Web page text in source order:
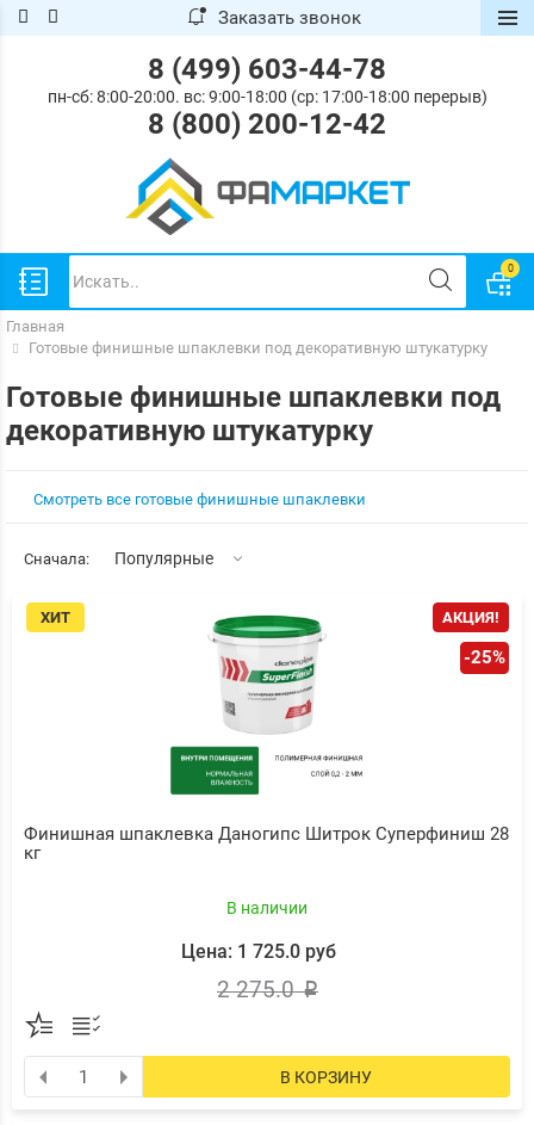
Заказать звонок
8 (499) 603-44-78
пн-сб: 8:00-20:00. вс: 9:00-18:00 (ср: 17:00-18:00 перерыв)
8 (800) 200-12-42
0
Главная
Готовые финишные шпаклевки под декоративную штукатурку
Готовые финишные шпаклевки под
декоративную штукатурку
Смотреть все готовые финишные шпаклевки
Сначала: Популярные
ХИТ АКЦИЯ!
-25%
Финишная шпаклевка Даногипс Шитрок Суперфиниш 28
кг
В наличии
Цена: 1 725.0 руб
2 275.0 p
В КОРЗИНУ